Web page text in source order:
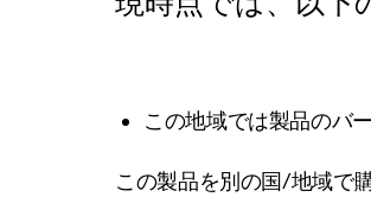
この地域では製品のバ
この製品を別の国/地域で